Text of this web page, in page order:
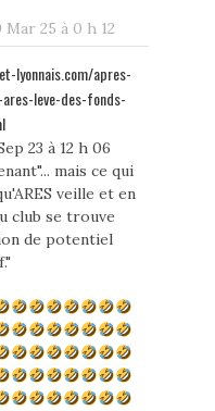
Mar 25 à 0 h 12
lyonnais.com/apres-
leve-des-fonds-
23 à 12 h 06
mais ce qui
veille et en
club se trouve
de potentiel